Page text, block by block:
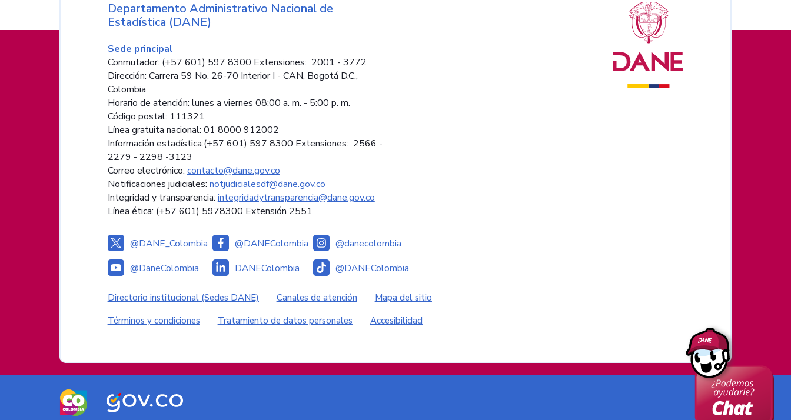
Información de pie de página
Nombre de la entidad
Departamento Administrativo Nacional de
Estadística (DANE)
Sede principal
Conmutador: (+57 601) 597 8300 Extensiones: 2001 - 3772
Dirección: Carrera 59 No. 26-70 Interior I - CAN, Bogotá D.C.,
Colombia
Horario de atención: lunes a viernes 08:00 a. m. - 5:00 p. m.
Código postal: 111321
Línea gratuita nacional: 01 8000 912002
Información estadística:(+57 601) 597 8300 Extensiones: 2566 -
2279 - 2298 -3123
Correo electrónico: contacto@dane.gov.co
Notificaciones judiciales: notjudicialesdf@dane.gov.co
Integridad y transparencia: integridadytransparencia@dane.gov.co
Línea ética: (+57 601) 5978300 Extensión 2551
@DANE_Colombia @DANEColombia
@danecolombia
@DaneColombia
DANEColombia @DANEColombia
Enlaces institucionales
Directorio institucional (Sedes DANE) Canales de atención Mapa del sitio
Enlaces del sitio
Términos y condiciones Tratamiento de datos personales Accesibilidad
Logos del Gobierno de Colombia
Logo marca Colombia Logo Gobierno de Colombia